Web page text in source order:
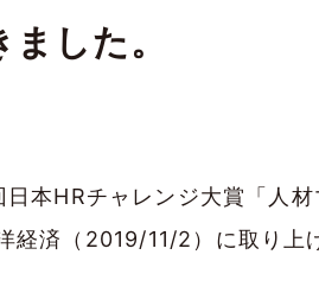
した。
本HRチャレンジ大賞「人
経済（2019/11/2）に取り上